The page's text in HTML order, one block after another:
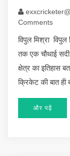
Comments
विपुल मिश्रा
तक एक चौथाई
क्षेत्र का इतिहास
क्रिकेट की बात
और पढ़ें